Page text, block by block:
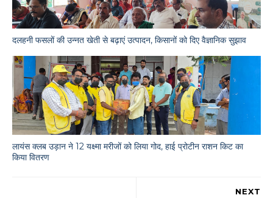
दलहनी फसलों की उन्नत खेती से बढ़ाएं उत्पादन, किसानों को दिए वैज्ञानिक सुझाव
लायंस क्लब उड़ान ने 12 यक्ष्मा मरीजों को लिया गोद, हाई प्रोटीन राशन किट का
किया वितरण
NEXT